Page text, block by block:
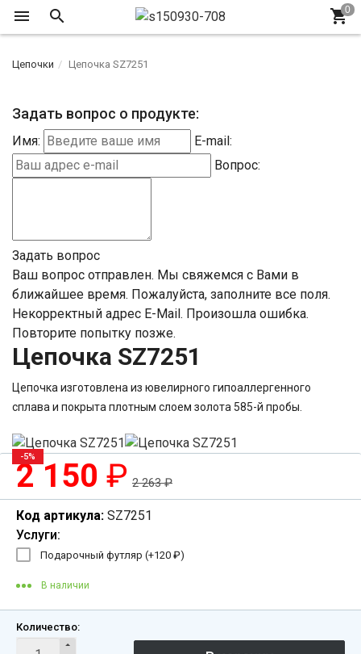
Цепочки Цепочка SZ7251
Задать вопрос о продукте:
Имя:
E-mail:
Вопрос:
Задать вопрос
Ваш вопрос отправлен. Мы свяжемся с Вами в
ближайшее время. Пожалуйста, заполните все поля.
Некорректный адрес E-Mail. Произошла ошибка.
Повторите попытку позже.
Цепочка SZ7251
Цепочка изготовлена из ювелирного гипоаллергенного
сплава и покрыта плотным слоем золота 585-й пробы.
-5%
2 150 ₽ 2 263₽
Код артикула: SZ7251
Услуги:
Подарочный футляр (+120 ₽)
В наличии
Количество: